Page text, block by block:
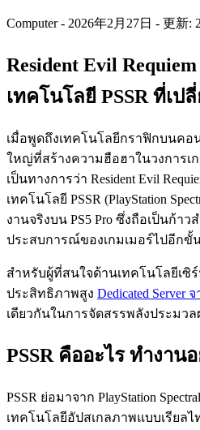
Computer- 2026年2月27日 - 更新:
Resident Evil
เทคโนโลยี PSSR ที่เป
เมื่อพูดถึงเทคโนโลยีกราฟิกบนค
ใหญ่ที่สร้างความฮือฮาในวงการเ
เป็นทางการว่า Resident Evil
เทคโนโลยี PSSR (PlayStation
งานจริงบน PS5 Pro ซึ่งถือเป็นก้า
ประสบการณ์ของเกมเมอร์ไปอีกขั้
สำหรับผู้ที่สนใจด้านเทคโนโลยีเซิ
ประสิทธิภาพสูง Dedicated Server
เดียวกันในการจัดสรรพลังประมว
PSSR คืออะไร ทำงาน
PSSR ย่อมาจาก PlayStation
เทคโนโลยีอัปสเกลภาพแบบเรียล